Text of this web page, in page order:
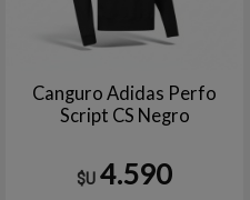
Canguro Adidas Perfo
Script CS Negro
$U 4.590